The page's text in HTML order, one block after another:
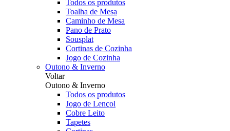
Todos os produtos
Toalha de Mesa
Caminho de Mesa
Pano de Prato
Sousplat
Cortinas de Cozinha
Jogo de Cozinha
Outono & Inverno
Voltar
Outono & Inverno
Todos os produtos
Jogo de Lençol
Cobre Leito
Tapetes